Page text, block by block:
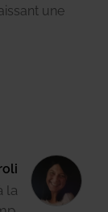
une
la